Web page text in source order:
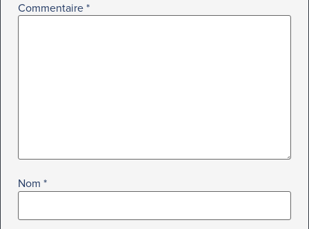
Commentaire *
Nom *